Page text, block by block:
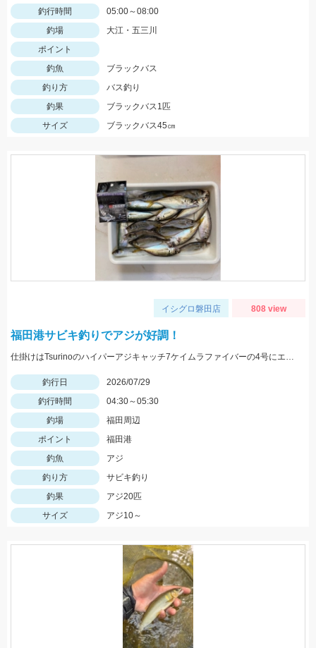
釣行時間
05:00～08:00
釣場
大江・五三川
ポイント
釣魚
ブラックバス
釣り方
バス釣り
釣果
ブラックバス1匹
サイズ
ブラックバス45㎝
イシグロ磐田店 808 view
福田港サビキ釣りでアジが好調！
仕掛けはTsurinoのハイパーアジキャッチ7ケイムラファイバーの4号にエサはアミエビを針に付けて釣りました。アジ狙いなら早朝がおススメです。
釣行日
2026/07/29
釣行時間
04:30～05:30
釣場
福田周辺
ポイント
福田港
釣魚
アジ
釣り方
サビキ釣り
釣果
アジ20匹
サイズ
アジ10～